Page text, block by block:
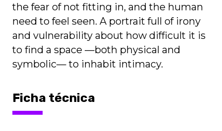
the fear of not fitting in, and the human
need to feel seen. A portrait full of irony
and vulnerability about how difficult it is
to find a space —both physical and
symbolic— to inhabit intimacy.
Ficha técnica